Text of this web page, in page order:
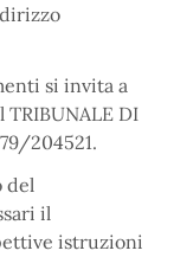
si invita a
DI
204521.
del
il
istruzioni